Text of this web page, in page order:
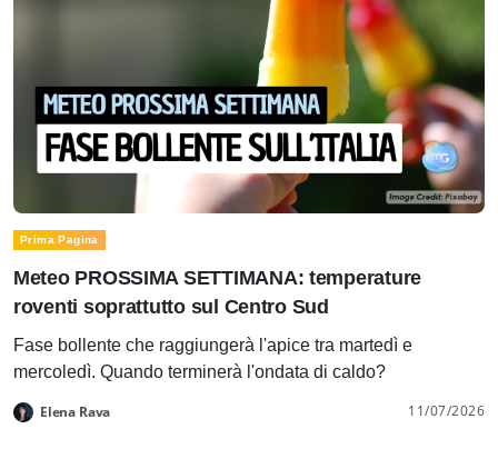
Prima Pagina
Meteo PROSSIMA SETTIMANA: temperature
roventi soprattutto sul Centro Sud
Fase bollente che raggiungerà l'apice tra martedì e
mercoledì. Quando terminerà l'ondata di caldo?
Elena Rava 11/07/2026